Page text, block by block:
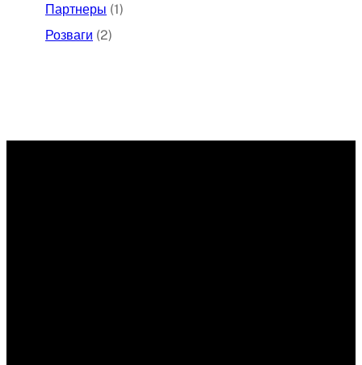
Партнеры (1)
Розваги (2)